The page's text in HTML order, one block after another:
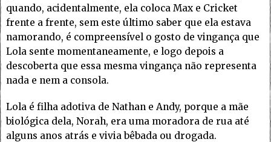
quando, acidentalmente, ela coloca Max e Cricket
frente a frente, sem este último saber que ela estava
namorando, é compreensível o gosto de vingança que
Lola sente momentaneamente, e logo depois a
descoberta que essa mesma vingança não representa
nada e nem a consola.
Lola é filha adotiva de Nathan e Andy, porque a mãe
biológica dela, Norah, era uma moradora de rua até
alguns anos atrás e vivia bêbada ou drogada.